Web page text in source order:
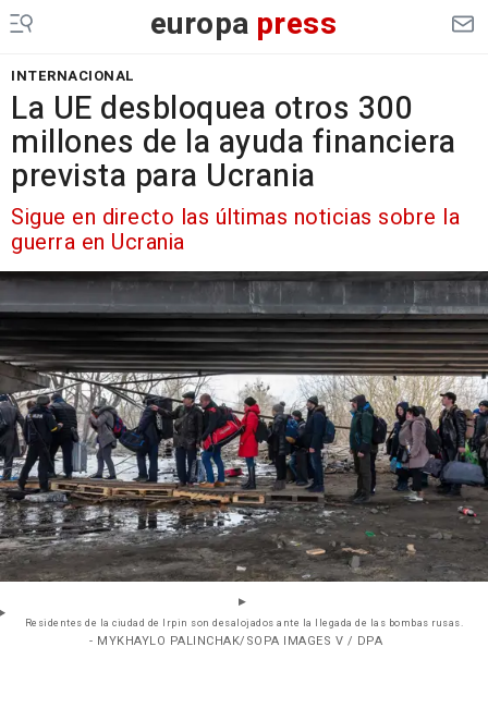
europa press
INTERNACIONAL
La UE desbloquea otros 300
millones de la ayuda financiera
prevista para Ucrania
Sigue en directo las últimas noticias sobre la
guerra en Ucrania
Residentes de la ciudad de Irpin son desalojados ante la llegada de las bombas rusas.
- MYKHAYLO PALINCHAK/SOPA IMAGES V / DPA